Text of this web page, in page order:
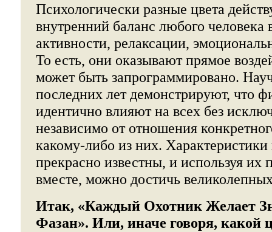
Психологически разные цвета
внутренний баланс любого
активности, релаксации,
То есть, они оказывают прямое
может быть запрограммировано.
последних лет демонстрируют, что
идентично влияют на всех без
независимо от отношения
какому-либо из них.
прекрасно известны, и используя их
вместе, можно достичь великолепных
Итак, «Каждый Охотник Желает
Фазан». Или, иначе говоря, какой